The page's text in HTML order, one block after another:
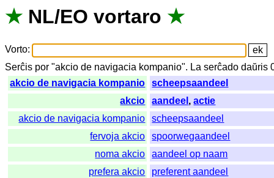
★ NL/EO vortaro ★
Vorto:
Serĉis por "akcio de navigacia kompanio". La serĉado daŭris
akcio de navigacia kompanio
scheepsaandeel
akcio
aandeel ,actie
akcio de navigacia kompanio
scheepsaandeel
fervoja akcio
spoorwegaandeel
noma akcio
aandeel op naam
prefera akcio
preferent aandeel